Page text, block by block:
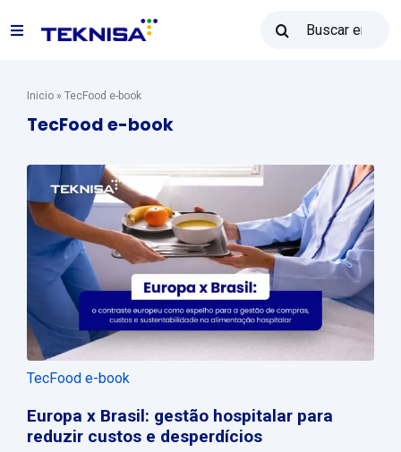
Alternar
Soluciones
Recursos
Ventas: (31) 2122-2300
Póngase en contacto con
Inicio» TecFood e-book
TecFood e-book
TecFood e-book
Europa x Brasil: gestão hospitalar para
reduzir custos e desperdícios